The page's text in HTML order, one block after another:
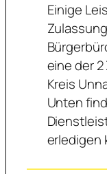
Einige
eine der
Kreis
Unten
erledigen